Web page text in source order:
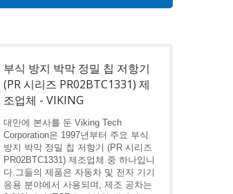
부식 방지 박막 정밀 칩 저항기
(PR 시리즈 PR02BTC1331) 제
조업체 - VIKING
대만에 본사를 둔 Viking Tech
Corporation은 1997년부터 주요 부식
방지 박막 정밀 칩 저항기 (PR 시리즈
PR02BTC1331) 제조업체 중 하나입니
다.그들의 제품은 자동차 및 전자 기기
응용 분야에서 사용되며, 제조 공차는